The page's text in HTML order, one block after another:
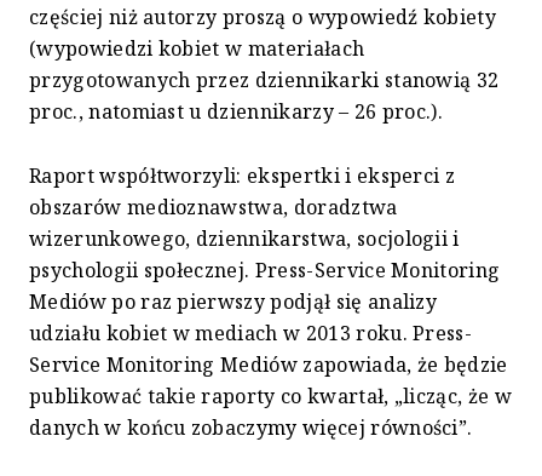
częściej niż autorzy proszą o wypowiedź kobiety
(wypowiedzi kobiet w materiałach
przygotowanych przez dziennikarki stanowią 32
proc., natomiast u dziennikarzy – 26 proc.).
Raport współtworzyli: ekspertki i eksperci z
obszarów medioznawstwa, doradztwa
wizerunkowego, dziennikarstwa, socjologii i
psychologii społecznej. Press-Service Monitoring
Mediów po raz pierwszy podjął się analizy
udziału kobiet w mediach w 2013 roku. Press-
Service Monitoring Mediów zapowiada, że będzie
publikować takie raporty co kwartał, „licząc, że w
danych w końcu zobaczymy więcej równości”.